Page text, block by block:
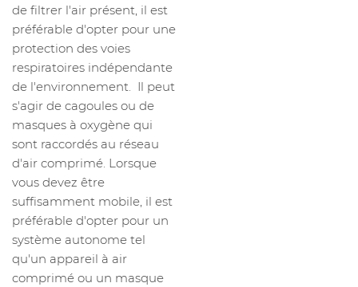
de filtrer l'air présent, il est
préférable d'opter pour une
protection des voies
respiratoires indépendante
de l'environnement. Il peut
s'agir de cagoules ou de
masques à oxygène qui
sont raccordés au réseau
d'air comprimé. Lorsque
vous devez être
suffisamment mobile, il est
préférable d'opter pour un
système autonome tel
qu'un appareil à air
comprimé ou un masque